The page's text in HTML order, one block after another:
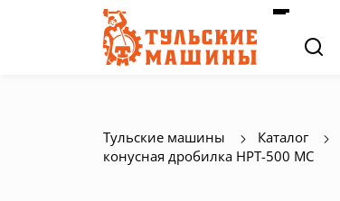
Тульские машины Каталог
конусная дробилка HPT-500 MC